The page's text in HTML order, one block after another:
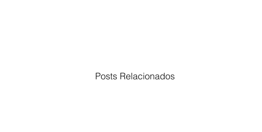
Posts Relacionados